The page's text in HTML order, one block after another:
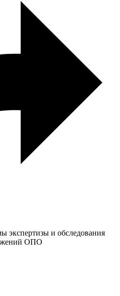
экспертизы и обследования
ОПО